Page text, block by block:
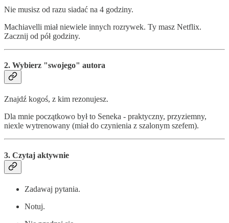
Nie musisz od razu siadać na 4 godziny.
Machiavelli miał niewiele innych rozrywek. Ty masz Netflix.
Zacznij od pół godziny.
2. Wybierz "swojego" autora
Znajdź kogoś, z kim rezonujesz.
Dla mnie początkowo był to Seneka - praktyczny, przyziemny,
niexle wytrenowany (miał do czynienia z szalonym szefem).
3. Czytaj aktywnie
Zadawaj pytania.
Notuj.